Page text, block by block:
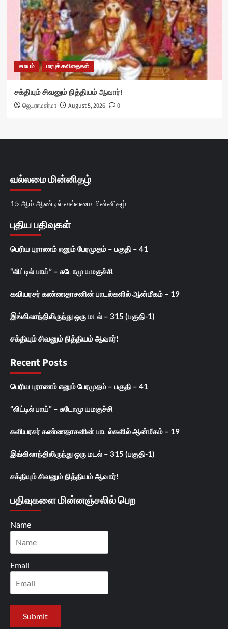
சமயம் மரபுக் கவிதைகள்
சக்தியும் சிவனும் நித்தியம் ஆவார்!
ஜெயராமசர்மா August 5, 2026 0
வல்லமை மின்னிதழ்
15 ஆம் ஆண்டில் வல்லமை மின்னிதழ்
புதிய பதிவுகள்
பெரிய புராணம் எனும் பேரமுதம் – பகுதி – 41
“லிட்டில் பாய்” – சுடோமு யமகுச்சி
கவியரசர் கண்ணதாசனின் பாடல்களில் ஆன்மீகம் – 19
இங்கிலாந்திலிருந்து ஒரு மடல் – 315 (பகுதி-1)
சக்தியும் சிவனும் நித்தியம் ஆவார்!
Recent Posts
பெரிய புராணம் எனும் பேரமுதம் – பகுதி – 41
“லிட்டில் பாய்” – சுடோமு யமகுச்சி
கவியரசர் கண்ணதாசனின் பாடல்களில் ஆன்மீகம் – 19
இங்கிலாந்திலிருந்து ஒரு மடல் – 315 (பகுதி-1)
சக்தியும் சிவனும் நித்தியம் ஆவார்!
பதிவுகளை மின்னஞ்சலில் பெற
Name
Email